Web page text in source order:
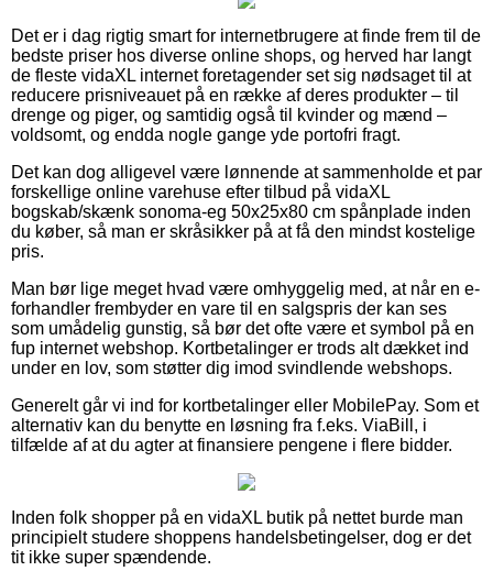
Det er i dag rigtig smart for internetbrugere at finde frem til de
bedste priser hos diverse online shops, og herved har langt
de fleste vidaXL internet foretagender set sig nødsaget til at
reducere prisniveauet på en række af deres produkter – til
drenge og piger, og samtidig også til kvinder og mænd –
voldsomt, og endda nogle gange yde portofri fragt.
Det kan dog alligevel være lønnende at sammenholde et par
forskellige online varehuse efter tilbud på vidaXL
bogskab/skænk sonoma-eg 50x25x80 cm spånplade inden
du køber, så man er skråsikker på at få den mindst kostelige
pris.
Man bør lige meget hvad være omhyggelig med, at når en e-
forhandler frembyder en vare til en salgspris der kan ses
som umådelig gunstig, så bør det ofte være et symbol på en
fup internet webshop. Kortbetalinger er trods alt dækket ind
under en lov, som støtter dig imod svindlende webshops.
Generelt går vi ind for kortbetalinger eller MobilePay. Som et
alternativ kan du benytte en løsning fra f.eks. ViaBill, i
tilfælde af at du agter at finansiere pengene i flere bidder.
Inden folk shopper på en vidaXL butik på nettet burde man
principielt studere shoppens handelsbetingelser, dog er det
tit ikke super spændende.